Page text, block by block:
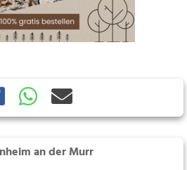
an der Murr